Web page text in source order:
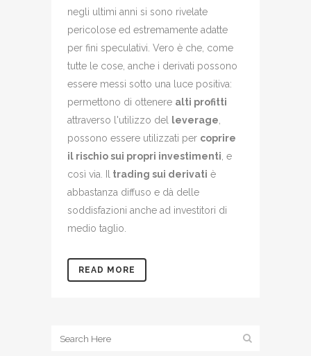
negli ultimi anni si sono rivelate
pericolose ed estremamente adatte
per fini speculativi. Vero è che, come
tutte le cose, anche i derivati possono
essere messi sotto una luce positiva:
permettono di ottenere alti profitti
attraverso l'utilizzo del
leverage
possono essere utilizzati per coprire
il rischio sui propri investimenti , e
così via. Il
trading sui derivati è
abbastanza diffuso e dà delle
soddisfazioni anche ad investitori di
medio taglio.
READ MORE